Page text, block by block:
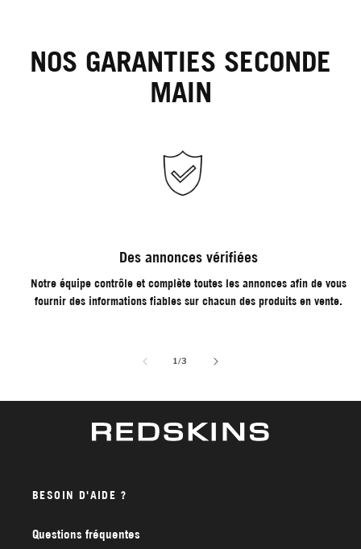
NOS GARANTIES SECONDE
MAIN
Des annonces vérifiées
Notre équipe contrôle et complète toutes les annonces afin de vous
fournir des informations fiables sur chacun des produits en vente.
1/de
3
BESOIN D'AIDE ?
Questions fréquentes